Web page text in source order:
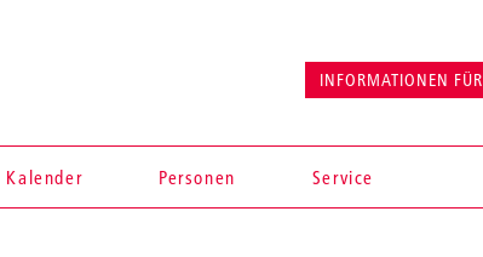
Kalender Personen Service
INFORMATIONEN FÜR